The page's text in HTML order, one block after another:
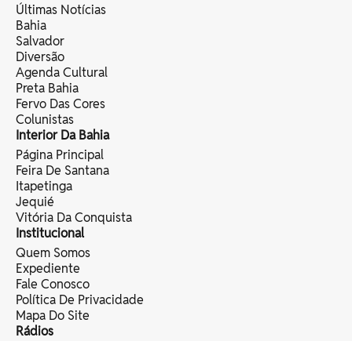
Últimas Notícias
Bahia
Salvador
Diversão
Agenda Cultural
Preta Bahia
Fervo Das Cores
Colunistas
Interior Da Bahia
Página Principal
Feira De Santana
Itapetinga
Jequié
Vitória Da Conquista
Institucional
Quem Somos
Expediente
Fale Conosco
Política De Privacidade
Mapa Do Site
Rádios